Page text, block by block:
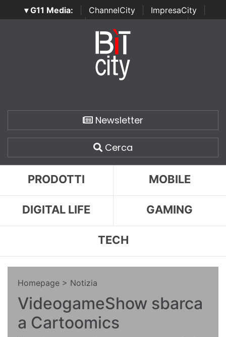
▾ G11 Media: ChannelCity ImpresaCity
SecurityOpenLab | Italian Channel Awards | Italian
Italian Security Awards
Newsletter
Cerca
PRODOTTI MOBILE
DIGITAL LIFE GAMING
TECH
Homepage > Notizia
VideogameShow sbarca
a Cartoomics